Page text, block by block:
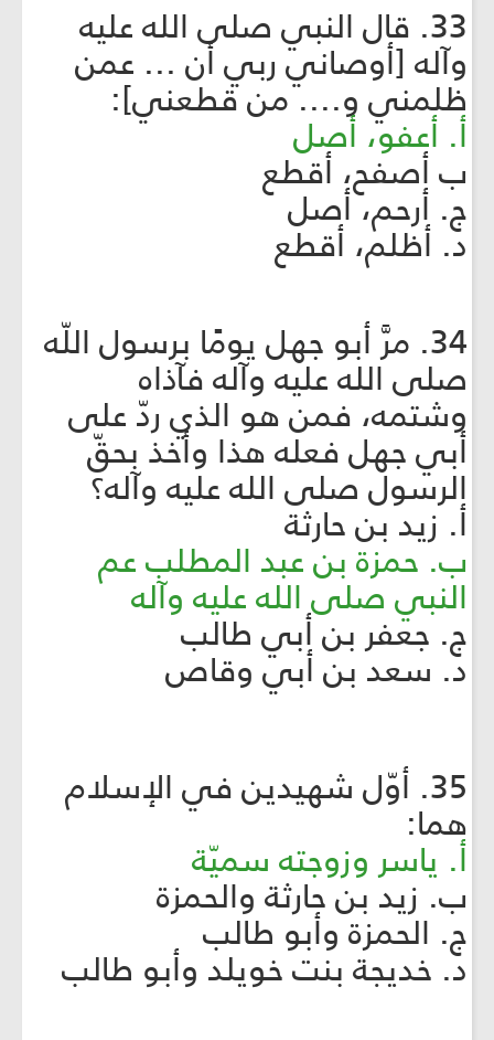
33. قال النبي صلى الله عليه
وآله [أوصاني ربي أن ... عمن
ظلمني و.... من قطعني]:
أ. أعفو، أصل
ب أصفح، أقطع
ج. أرحم، أصل
د. أظلم، أقطع
34. مرَّ أبو جهل يومًا برسول اللّه
صلى الله عليه وآله فآذاه
وشتمه، فمن هو الذي ردّ على
أبي جهل فعله هذا وأخذ بحقّ
الرسول صلى الله عليه وآله؟
أ. زيد بن حارثة
ب. حمزة بن عبد المطلب عم
النبي صلى الله عليه وآله
ج. جعفر بن أبي طالب
د. سعد بن أبي وقاص
35. أوّل شهيدين في الإسلام
هما:
أ. ياسر وزوجته سميّة
ب. زيد بن حارثة والحمزة
ج. الحمزة وأبو طالب
د. خديجة بنت خويلد وأبو طالب